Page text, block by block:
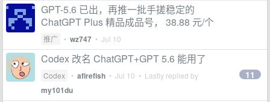
GPT-5.6 已出，再推一批手搓稳定的
ChatGPT Plus 精品成品号， 38.88 元/个
推广 • wz747 • Jul 10
Codex 改名 ChatGPT+GPT 5.6 能用了
Codex • afirefish • Jul 10 • Lastly replied by
my101du
11